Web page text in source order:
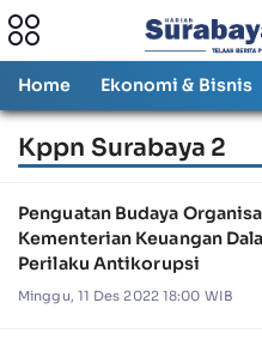
Home Ekonomi & Bisnis
Kppn Surabaya 2
Penguatan Budaya
Kementerian Keuangan
Perilaku Antikorupsi
Minggu, 11 Des 2022 18:00 WIB